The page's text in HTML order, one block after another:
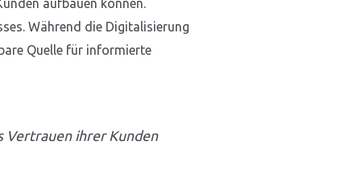
aufbauen können.
Während die Digitalisierung
Quelle für informierte
Vertrauen ihrer Kunden